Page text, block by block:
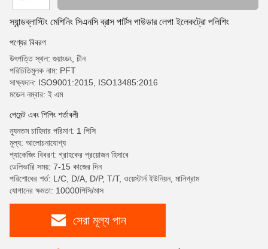
স্যান্ডব্লাস্টিং মেশিনিং সিএনসি ব্রাস পার্টস পাউডার লেপা ইলেকট্রো পলিশিং
পণ্যের বিবরণ
উৎপত্তি স্থল: গুয়াংডং, চীন
পরিচিতিমুলক নাম: PFT
সাক্ষ্যদান: ISO9001:2015, ISO13485:2016
মডেল নম্বার: ই এম
পেমেন্ট এবং শিপিং শর্তাবলী
ন্যূনতম চাহিদার পরিমাণ: 1 পিসি
মূল্য: আলোচনাযোগ্য
প্যাকেজিং বিবরণ: গ্রাহকের প্রয়োজন হিসাবে
ডেলিভারি সময়: 7-15 কাজের দিন
পরিশোধের শর্ত: L/C, D/A, D/P, T/T, ওয়েস্টার্ন ইউনিয়ন, মানিগ্রাম
যোগানের ক্ষমতা: 10000পিসি/মাস
সেরা মূল্য পান